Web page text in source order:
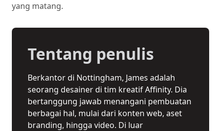
yang matang.
Tentang penulis
Berkantor di Nottingham, James adalah
seorang desainer di tim kreatif Affinity. Dia
bertanggung jawab menangani pembuatan
berbagai hal, mulai dari konten web, aset
branding, hingga video. Di luar